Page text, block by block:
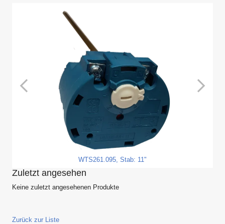
WTS261.095, Stab: 11"
Zuletzt angesehen
Keine zuletzt angesehenen Produkte
Zurück zur Liste